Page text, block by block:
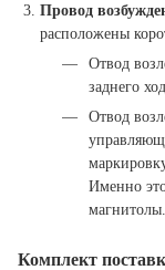
Провод
расположены
Отвод
заднего
Отвод
Именно
магнитолы.
Комплект